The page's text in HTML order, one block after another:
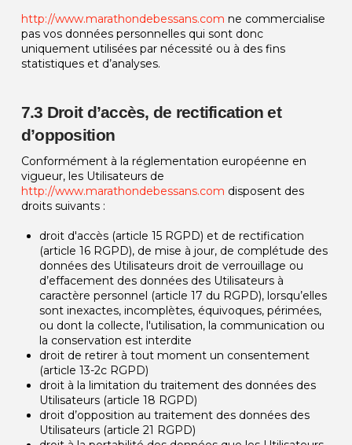
http://www.marathondebessans.com ne commercialise
pas vos données personnelles qui sont donc
uniquement utilisées par nécessité ou à des fins
statistiques et d’analyses.
7.3 Droit d’accès, de rectification et
d’opposition
Conformément à la réglementation européenne en
vigueur, les Utilisateurs de
http://www.marathondebessans.com disposent des
droits suivants :
droit d'accès (article 15 RGPD) et de rectification
(article 16 RGPD), de mise à jour, de complétude des
données des Utilisateurs droit de verrouillage ou
d’effacement des données des Utilisateurs à
caractère personnel (article 17 du RGPD), lorsqu’elles
sont inexactes, incomplètes, équivoques, périmées,
ou dont la collecte, l'utilisation, la communication ou
la conservation est interdite
droit de retirer à tout moment un consentement
(article 13-2c RGPD)
droit à la limitation du traitement des données des
Utilisateurs (article 18 RGPD)
droit d’opposition au traitement des données des
Utilisateurs (article 21 RGPD)